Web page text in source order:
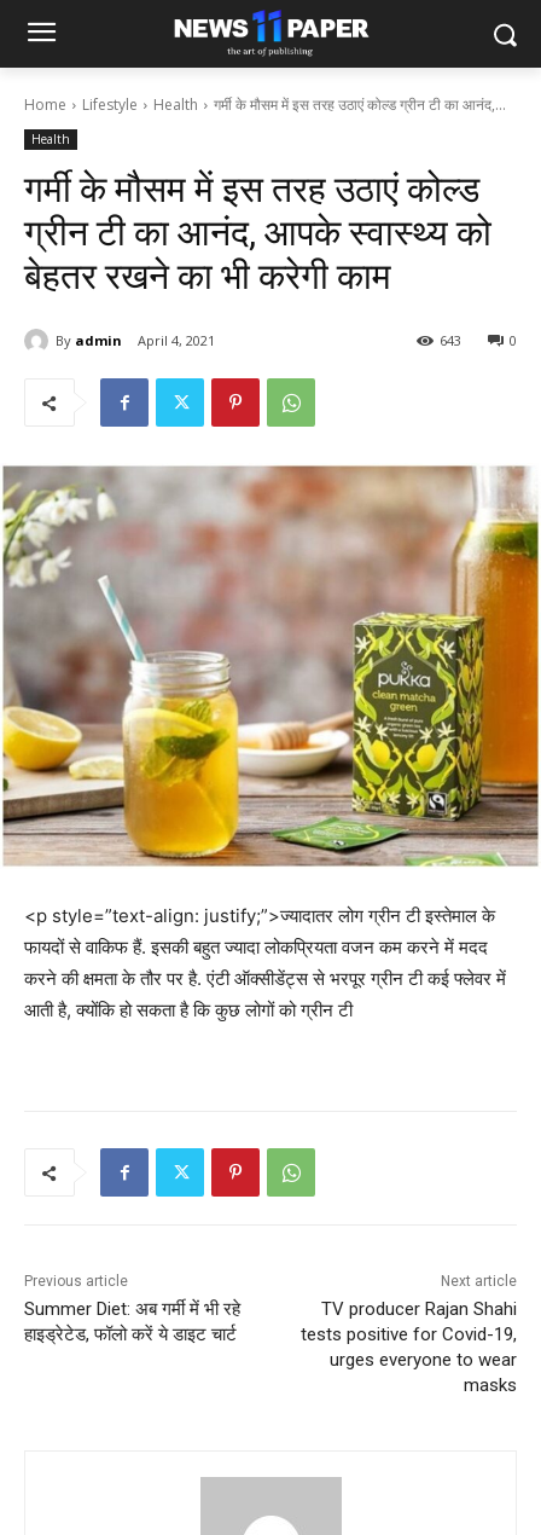
Home Lifestyle Health गर्मी के मौसम में इस तरह उठाएं कोल्ड ग्रीन टी का आनंद,...
Health
गर्मी के मौसम में इस तरह उठाएं कोल्ड
ग्रीन टी का आनंद, आपके स्वास्थ्य को
बेहतर रखने का भी करेगी काम
By admin April 4, 2021 0
643
<p style=”text-align: justify;”>ज्यादातर लोग ग्रीन टी इस्तेमाल के
फायदों से वाकिफ हैं. इसकी बहुत ज्यादा लोकप्रियता वजन कम करने में मदद
करने की क्षमता के तौर पर है. एंटी ऑक्सीडेंट्स से भरपूर ग्रीन टी कई फ्लेवर में
आती है, क्योंकि हो सकता है कि कुछ लोगों को ग्रीन टी
Previous article
Summer Diet: अब गर्मी में भी रहे
हाइड्रेटेड, फॉलो करें ये डाइट चार्ट
Next article
TV producer Rajan Shahi
tests positive for Covid-19,
urges everyone to wear
masks